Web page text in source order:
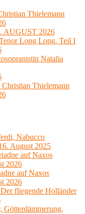
Thielemann
AUGUST 2026
Long Long, Teil I
Natalia
Thielemann
Nabucco
August 2025
auf Naxos
2026
auf Naxos
2026
fliegende Holländer
Götterdämmerung,